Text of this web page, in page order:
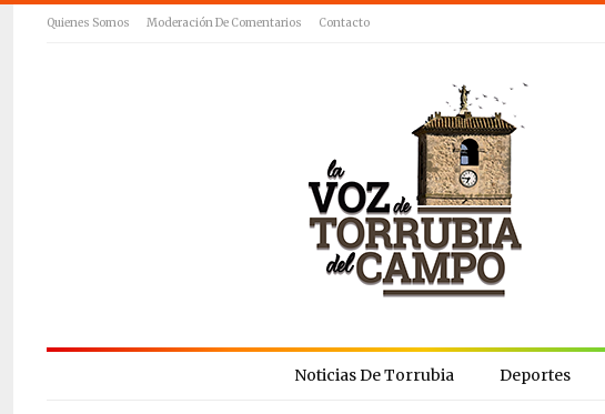
Quienes Somos Moderación De Comentarios Contacto
Noticias De Torrubia Deportes